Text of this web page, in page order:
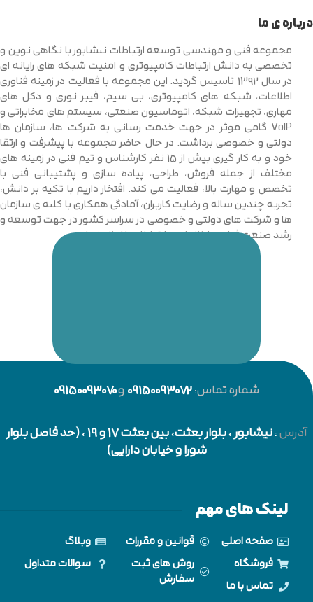
درباره ی ما
مجموعه فنی و مهندسی توسعه ارتباطات نیشابور با نگاهی نوین و
تخصصی به دانش ارتباطات کامپیوتری و امنیت شبکه های رایانه ای
در سال 1392 تاسیس گردید. این مجموعه با فعالیت در زمینه فناوری
اطلاعات، شبکه های کامپیوتری، بی سیم، فیبر نوری و دکل های
مهاری، تجهیزات شبکه، اتوماسیون صنعتی، سیستم های مخابراتی و
VoIP گامی موثر در جهت خدمت رسانی به شرکت ها، سازمان ها
دولتی و خصوصی برداشت. در حال حاضر مجموعه با پیشرفت و ارتقا
خود و به کار گیری بیش از 15 نفر کارشناس و تیم فنی در زمینه های
مختلف از جمله فروش، طراحی، پیاده سازی و پشتیبانی فنی با
تخصص و مهارت بالا، فعالیت می کند. افتخار داریم با تکیه بر دانش،
تجربه چندین ساله و رضایت کاربران، آمادگی همکاری با کلیه ی سازمان
ها و شرکت های دولتی و خصوصی در سراسر کشور در جهت توسعه و
رشد صنعت فناوری اطلاعات و ارتباطات را اعلام نماییم.
شماره تماس:09150093072و09150093070
آدرس:نیشابور
، بلوار بعثت، بین بعثت 17 و 19 ، (حد فاصل بلوار
شورا و خیابان دارایی)
لینک های مهم
صفحه اصلی
فروشگاه
تماس با ما
قوانین و مقررات
روش های ثبت
سفارش
وبلاگ
سوالات متداول